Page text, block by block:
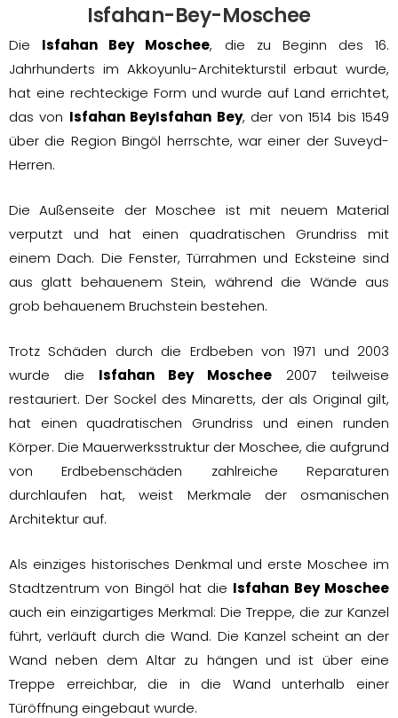
Isfahan-Bey-Moschee
Die Isfahan Bey Moschee, die zu Beginn des 16.
Jahrhunderts im Akkoyunlu-Architekturstil erbaut wurde,
hat eine rechteckige Form und wurde auf Land errichtet,
das von Isfahan BeyIsfahan Bey, der von 1514 bis 1549
über die Region Bingöl herrschte, war einer der Suveyd-
Herren.
Die Außenseite der Moschee ist mit neuem Material
verputzt und hat einen quadratischen Grundriss mit
einem Dach. Die Fenster, Türrahmen und Ecksteine sind
aus glatt behauenem Stein, während die Wände aus
grob behauenem Bruchstein bestehen.
Trotz Schäden durch die Erdbeben von 1971 und 2003
wurde die Isfahan Bey Moschee 2007 teilweise
restauriert. Der Sockel des Minaretts, der als Original gilt,
hat einen quadratischen Grundriss und einen runden
Körper. Die Mauerwerksstruktur der Moschee, die aufgrund
von Erdbebenschäden zahlreiche Reparaturen
durchlaufen hat, weist Merkmale der osmanischen
Architektur auf.
Als einziges historisches Denkmal und erste Moschee im
Stadtzentrum von Bingöl hat die Isfahan Bey Moschee
auch ein einzigartiges Merkmal: Die Treppe, die zur Kanzel
führt, verläuft durch die Wand. Die Kanzel scheint an der
Wand neben dem Altar zu hängen und ist über eine
Treppe erreichbar, die in die Wand unterhalb einer
Türöffnung eingebaut wurde.